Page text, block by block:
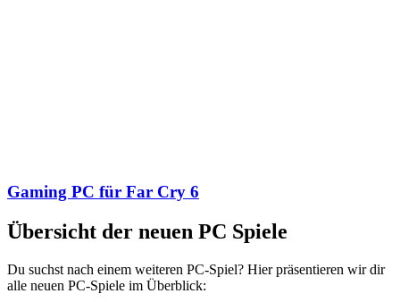
Gaming PC für Far Cry 6
Übersicht der neuen PC Spiele
Du suchst nach einem weiteren PC-Spiel? Hier präsentieren wir dir
alle neuen PC-Spiele im Überblick: